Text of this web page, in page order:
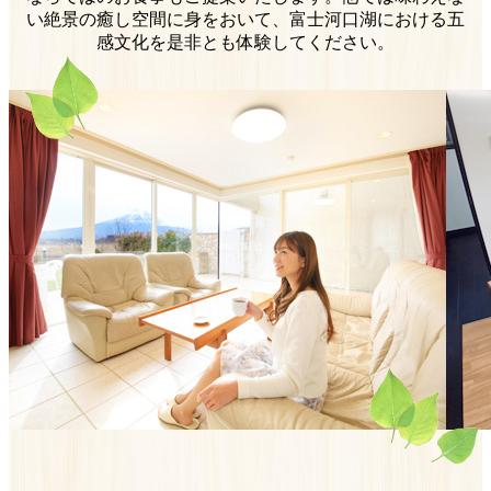
い絶景の癒し空間に身をおいて、 富士河口湖における五
感文化を是非とも体験してください。